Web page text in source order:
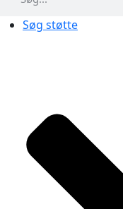
Søg støtte